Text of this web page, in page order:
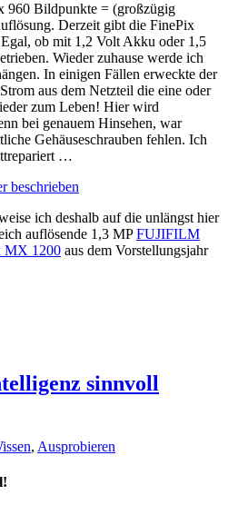
960 Bildpunkte = (großzügig
Derzeit gibt die FinePix
ob mit 1,2 Volt Akku oder 1,5
Wieder zuhause werde ich
In einigen Fällen erweckte der
aus dem Netzteil die eine oder
zum Leben! Hier wird
bei genauem Hinsehen, war
Gehäuseschrauben fehlen. Ich
…
beschrieben
ich deshalb auf die unlängst hier
auflösende 1,3 MPFUJIFILM
MX 1200 aus dem Vorstellungsjahr
sinnvoll
, Ausprobieren